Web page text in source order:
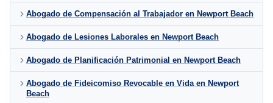
Abogado de Compensación al Trabajador en Newport Beach
Abogado de Lesiones Laborales en Newport Beach
Abogado de Planificación Patrimonial en Newport Beach
Abogado de Fideicomiso Revocable en Vida en Newport
Beach